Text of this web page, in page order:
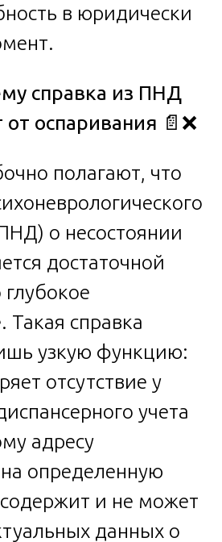
в юридически
справка из ПНД
оспаривания 📄❌
полагают, что
о несостоянии
достаточной
Такая справка
узкую функцию:
отсутствие у
учета
адресу
определенную
и не может
данных о